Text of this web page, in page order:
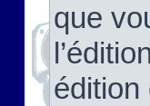
que
édition